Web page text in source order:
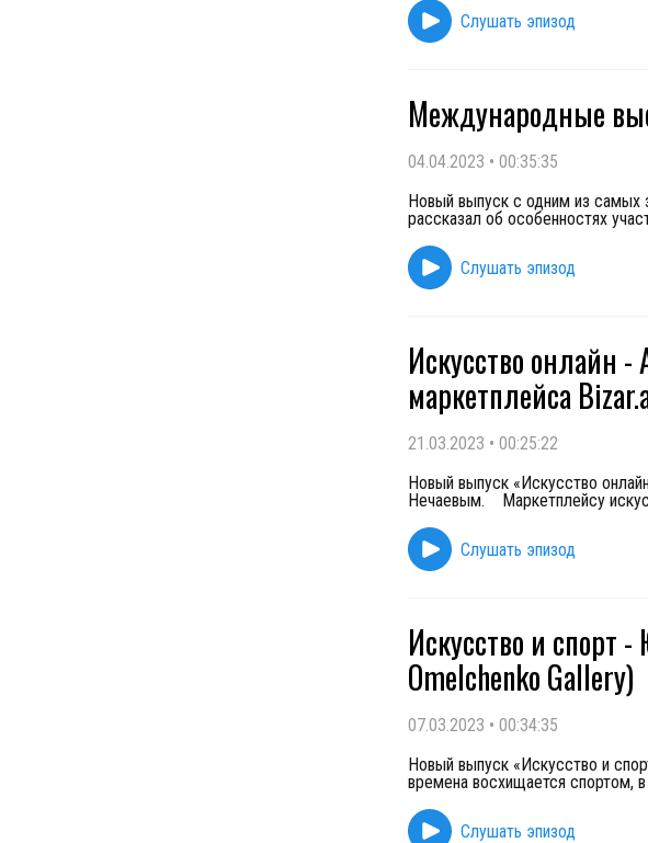
Слушать эпизод
Международные
04.04.2023 • 00:35:35
Новый выпуск с одним из самых
рассказал об особенностях
Слушать эпизод
Искусство онлайн -
маркетплейса
21.03.2023 • 00:25:22
Новый выпуск «Искусство
Нечаевым. Маркетплейсу
Слушать эпизод
Искусство и спорт
Omelchenko Gallery)
07.03.2023 • 00:34:35
Новый выпуск «Искусство и
времена восхищается спортом,
Слушать эпизод